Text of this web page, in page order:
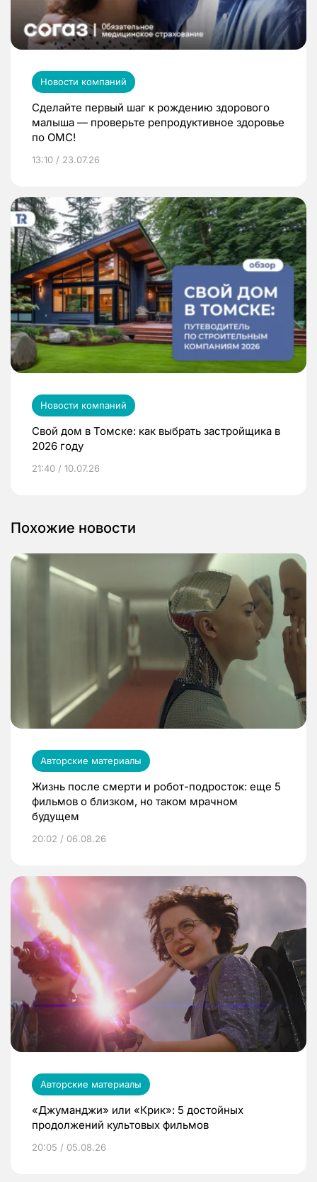
Новости компаний
Сделайте первый шаг к рождению здорового
малыша — проверьте репродуктивное здоровье
по ОМС!
13:10 / 23.07.26
Новости компаний
Свой дом в Томске: как выбрать застройщика в
2026 году
21:40 / 10.07.26
Похожие новости
Авторские материалы
Жизнь после смерти и робот-подросток: еще 5
фильмов о близком, но таком мрачном
будущем
20:02 / 06.08.26
Авторские материалы
«Джуманджи» или «Крик»: 5 достойных
продолжений культовых фильмов
20:05 / 05.08.26